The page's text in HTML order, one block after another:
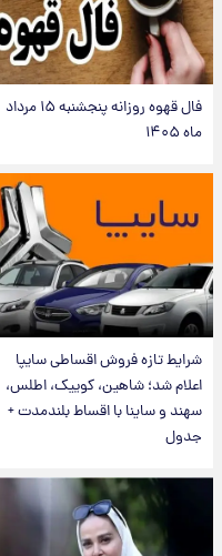
فال قهوه روزانه پنجشنبه ۱۵ مرداد
ماه ۱۴۰۵
شرایط تازه فروش اقساطی سایپا
اعلام شد؛ شاهین، کوییک، اطلس،
سهند و ساینا با اقساط بلندمدت +
جدول